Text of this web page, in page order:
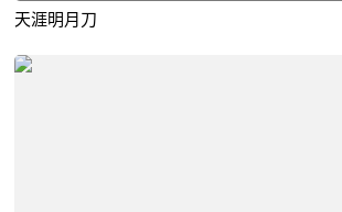
天涯明月刀